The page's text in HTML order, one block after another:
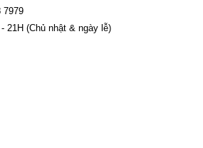
7979
21H (Chủ nhật & ngày lễ)